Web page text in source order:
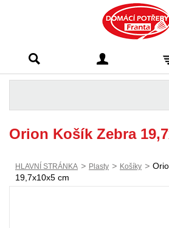
Franta - Příbram
Orion Košík Zebra
HLAVNÍ STRÁNKA > Plasty > Košíky >
19,7x10x5 cm